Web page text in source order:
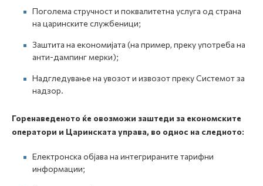
Поголема стручност и поквалитетна услуга од страна
на царинските службеници;
Заштита на економијата (на пример, преку употреба на
анти-дампинг мерки);
Надгледување на увозот и извозот преку Системот за
надзор.
Горенаведеното ќе овозможи заштеди за економските
оператори и Царинската управа, во однос на следното:
Електронска објава на интегрираните тарифни
информации;